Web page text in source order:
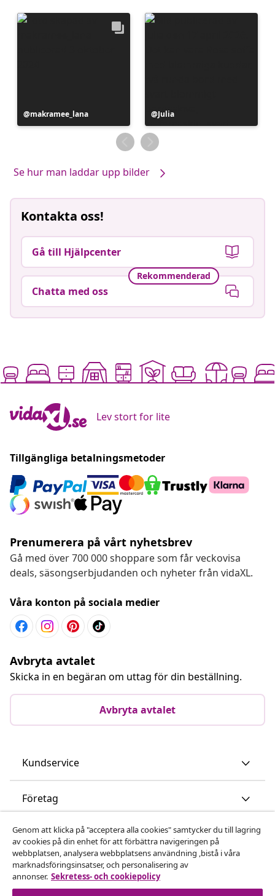
Inlägg
publicerat
makramee_lana
Inlägg
publicerat
av
Julia
Se hur man laddar upp bilder
Kontakta oss!
Gå till Hjälpcenter
Rekommenderad
Chatta med oss
Lev stort for lite
Tillgängliga betalningsmetoder
Prenumerera på vårt nyhetsbrev
Gå med över 700 000 shoppare som får veckovisa
deals, säsongserbjudanden och nyheter från vidaXL.
Våra konton på sociala medier
Avbryta avtalet
Skicka in en begäran om uttag för din beställning.
Avbryta avtalet
Kundservice
Företag
vidaXL
Upptäck mer
Genom att klicka på "acceptera alla cookies" samtycker du till lagring
av cookies på din enhet för att förbättra navigeringen på
webbplatsen, analysera webbplatsens användning ,bistå i våra
marknadsföringsinsatser, och personalisering av
annonser. Sekretess- och cookiepolicy